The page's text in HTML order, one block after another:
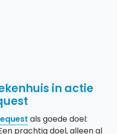
in actie
als goede doel:
prachtig doel, alleen al